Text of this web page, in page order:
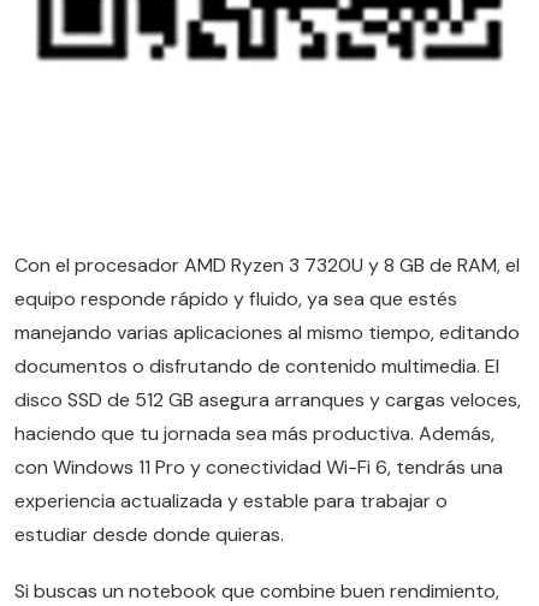
Con el procesador AMD Ryzen 3 7320U y 8 GB de RAM, el
equipo responde rápido y fluido, ya sea que estés
manejando varias aplicaciones al mismo tiempo, editando
documentos o disfrutando de contenido multimedia. El
disco SSD de 512 GB asegura arranques y cargas veloces,
haciendo que tu jornada sea más productiva. Además,
con Windows 11 Pro y conectividad Wi-Fi 6, tendrás una
experiencia actualizada y estable para trabajar o
estudiar desde donde quieras.
Si buscas un notebook que combine buen rendimiento,